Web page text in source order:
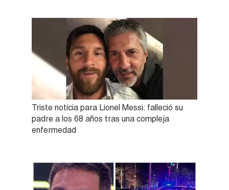
Triste noticia para Lionel Messi: falleció su
padre a los 68 años tras una compleja
enfermedad